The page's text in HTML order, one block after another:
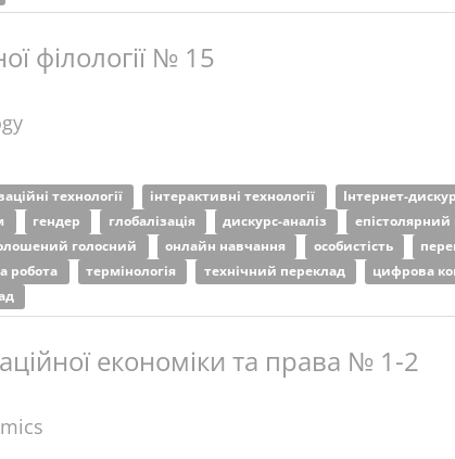
філології № 15
технології інтерактивні технології Інтернет-
гендер глобалізація дискурс-аналіз епістолярний
голосний онлайн навчання особистість
робота термінологія технічний переклад цифрова
економіки та права № 1-2